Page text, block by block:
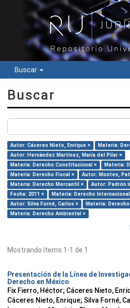
Buscar
Buscar
Autor: Cáceres Nieto, Enrique ×
Materia:
Autor: Hernández Martínez, María del Pilar ×
Materia: Derecho Constitucional ×
Materia:
Materia: Derecho Fiscal ×
Autor: Montes,
Materia: Derecho Mercantil ×
Autor: Padrón
Fecha: 2011 ×
Materia: Derecho
Autor: Silva Forné, Carlos ×
Materia:
Materia: Derecho Ambiental ×
Mostrando ítems 1-1 de 1
Presentación de la Línea de
Derecho en México
Fix Fierro, Héctor; Cáceres Nieto,
Cáceres Nieto, Enrique; Silva Forné,